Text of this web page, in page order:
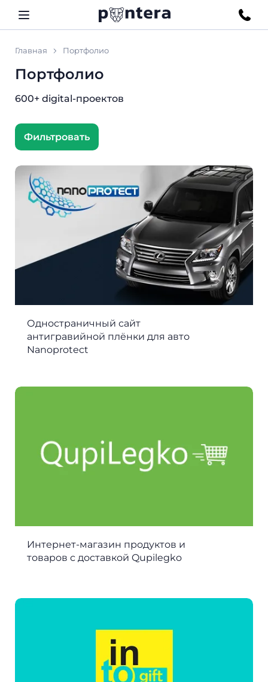
Главная Портфолио
Портфолио
600+ digital-проектов
Фильтровать
Одностраничный сайт
антигравийной плёнки для авто
Nanoprotect
Интернет-магазин продуктов и
товаров с доставкой Qupilegko